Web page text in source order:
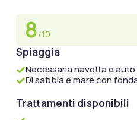
8/10
Spiaggia
Necessaria navetta o auto
Di sabbia e mare con
Trattamenti disponibili